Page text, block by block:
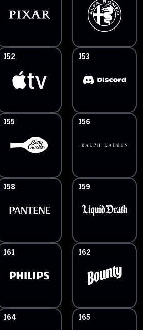
152 153
155 156
158 159
161 162
164 165